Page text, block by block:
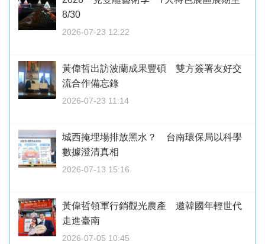
8/30
2026-07-23 12:22
黃偉哲出訪波蘭成果豐碩 雙方簽署友好交
流合作備忘錄
2026-07-23 11:14
城西掩埋場排放黑水？ 台南環保局以科學
數據澄清真相
2026-07-13 15:16
黃偉哲領軍行銷觀光農產 邀韓國年輕世代
走進臺南
2026-07-05 10:45